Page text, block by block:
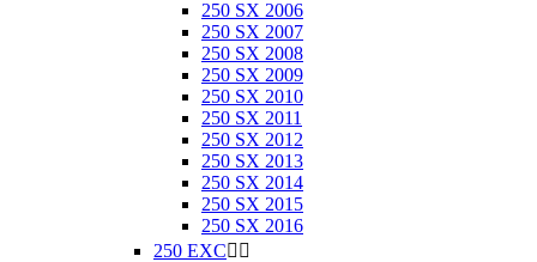
250 SX 2006
250 SX 2007
250 SX 2008
250 SX 2009
250 SX 2010
250 SX 2011
250 SX 2012
250 SX 2013
250 SX 2014
250 SX 2015
250 SX 2016
250 EXC 